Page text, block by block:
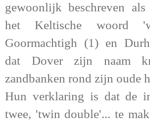
gewoonlijk beschreven
het Keltische woord
Goormachtigh (1) en
dat Dover zijn naam
zandbanken rond zijn oude
Hun verklaring is dat de
twee, 'twin double'... te